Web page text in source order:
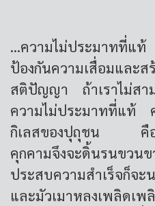
...ความไม่ประมาทที่แ
ป้องกันความเสื่อมและส
สติปัญญา ถ้าเราไม่สา
ความไม่ประมาทที่แท้
กิเลสของปุถุชน คือ
คุกคามจึงจะดิ้นรนขว
ประสบความสำเร็จก็จะ
และมัวเมาหลงเพลิดเ